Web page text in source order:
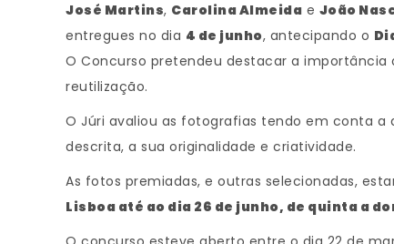
José Martins, Carolina Almeida e João
entregues no dia 4 de junho, antecipando o
O Concurso pretendeu destacar a
reutilização.
O Júri avaliou as fotografias tendo em conta
descrita, a sua originalidade e criatividade.
As fotos premiadas, e outras selecionadas,
Lisboa até ao dia 26 de junho, de quinta a